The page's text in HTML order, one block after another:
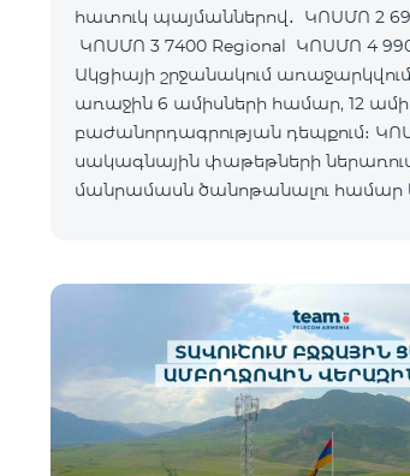
հատուկ պայմաններով․ ԿՈՍՄՈ 2 6900 Regional
ԿՈՍՄՈ 3 7400 Regional ԿՈՍՄՈ 4
Ակցիայի շրջանակում առաջարկվում
առաջին 6 ամիսների համար, 12
բաժանորդագրության դեպքում։
սակագնային փաթեթների
մանրամասն ծանոթանալու համար